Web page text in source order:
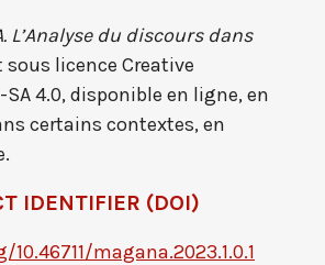
L’Analyse du discours dans
licence Creative
SA 4.0, disponible en ligne, en
certains contextes, en
IDENTIFIER (DOI)
magana.2023.1.0.1